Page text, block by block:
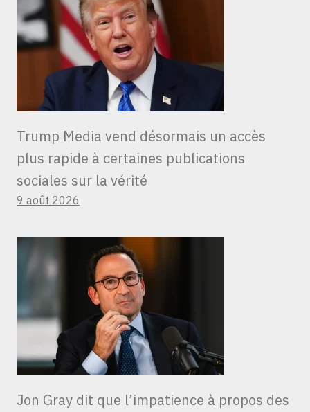
Trump Media vend désormais un accès
plus rapide à certaines publications
sociales sur la vérité
9 août 2026
Jon Gray dit que l’impatience à propos des